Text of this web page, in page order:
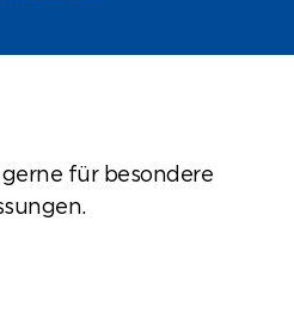
für besondere